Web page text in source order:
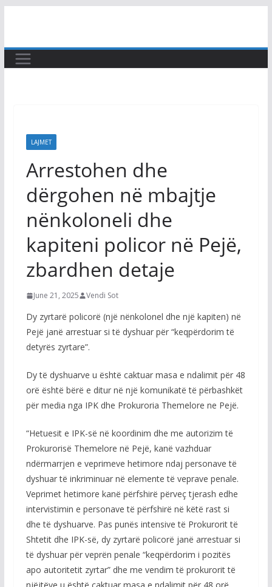
content
LAJMET
Arrestohen dhe
dërgohen në mbajtje
nënkoloneli dhe
kapiteni policor në Pejë,
zbardhen detaje
June 21, 2025 Vendi Sot
Dy zyrtarë policorë (një nënkolonel dhe një kapiten) në
Pejë janë arrestuar si të dyshuar për “keqpërdorim të
detyrës zyrtare”.
Dy të dyshuarve u është caktuar masa e ndalimit për 48
orë është bërë e ditur në një komunikatë të përbashkët
për media nga IPK dhe Prokuroria Themelore ne Pejë.
“Hetuesit e IPK-së në koordinim dhe me autorizim të
Prokurorisë Themelore në Pejë, kanë vazhduar
ndërmarrjen e veprimeve hetimore ndaj personave të
dyshuar të inkriminuar në elemente të veprave penale.
Veprimet hetimore kanë përfshirë përveç tjerash edhe
intervistimin e personave të përfshirë në këtë rast si
dhe të dyshuarve. Pas punës intensive të Prokurorit të
Shtetit dhe IPK-së, dy zyrtarë policorë janë arrestuar si
të dyshuar për veprën penale “keqpërdorim i pozitës
apo autoritetit zyrtar” dhe me vendim të prokurorit të